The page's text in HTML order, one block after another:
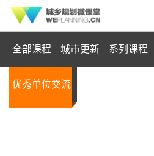
全部课程 城市更新 系列课程
优秀单位交流